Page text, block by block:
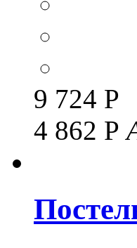
9 724 Р
4 862 Р